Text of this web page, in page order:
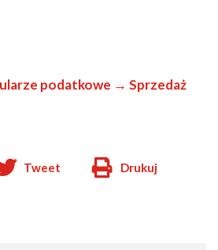
podatkowe → Sprzedaż
Tweet
Will
Drukuj